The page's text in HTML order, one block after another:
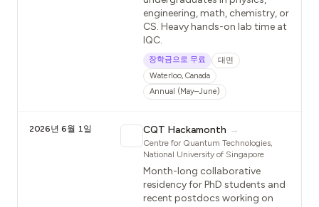
engineering, math, chemistry, or
CS. Heavy hands-on lab time at
IQC.
장학금으로 무료
대면
Waterloo, Canada
Annual (May–June)
2026년 6월 1일 CQT Hackamonth →
Centre for Quantum Technologies,
National University of Singapore
Month-long collaborative
residency for PhD students and
recent postdocs working on